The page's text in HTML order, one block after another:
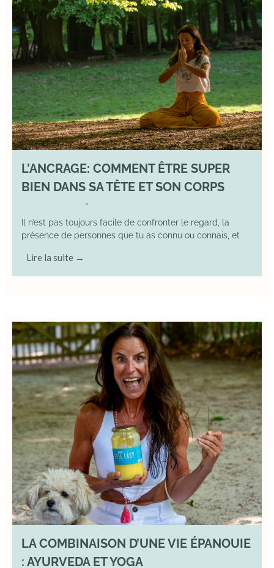
L’ANCRAGE: COMMENT ÊTRE SUPER
BIEN DANS SA TÊTE ET SON CORPS
•
Il n’est pas toujours facile de confronter le regard, la
présence de personnes que tu as connu ou connais, et
Lire la suite →
LA COMBINAISON D’UNE VIE ÉPANOUIE
: AYURVEDA ET YOGA